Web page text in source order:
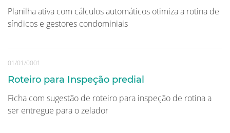
Planilha ativa com cálculos automáticos otimiza a rotina de
síndicos e gestores condominiais
01/01/0001
Roteiro para Inspeção predial
Ficha com sugestão de roteiro para inspeção de rotina a
ser entregue para o zelador